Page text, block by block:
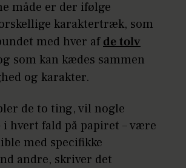
måde er der ifølge
karaktertræk, som
med hver afde tolv
som kan kædes sammen
og karakter.
de to ting, vil nogle
i hvert fald på papiret – være
med specifikke
andre, skriver det